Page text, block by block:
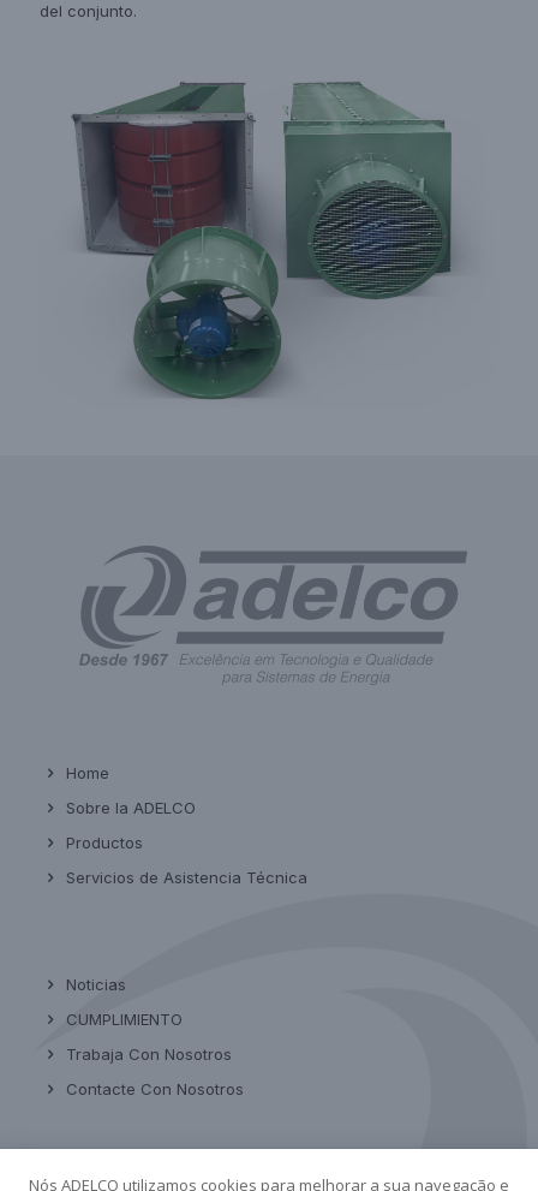
del conjunto.
Home
Sobre la ADELCO
Productos
Servicios de Asistencia Técnica
Noticias
CUMPLIMIENTO
Trabaja Con Nosotros
Contacte Con Nosotros
Nós ADELCO utilizamos cookies para melhorar a sua navegação e